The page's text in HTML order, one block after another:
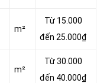
m²
Từ 15.000
đến 25.000₫
m²
Từ 30.000
đến 40.000₫